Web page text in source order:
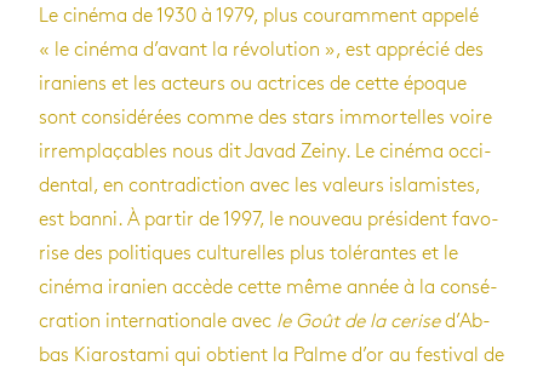
Le cinéma de 1930 à 1979, plus cou­ram­ment appelé
« le cinéma d’avant la révo­lu­tion », est appré­cié des
ira­niens et les acteurs ou actrices de cette époque
sont consi­dé­rées comme des stars immor­telles voire
irrem­pla­çables nous dit Javad Zeiny. Le cinéma occi­
den­tal, en contra­dic­tion avec les valeurs isla­mistes,
est banni. À par­tir de 1997, le nou­veau pré­sident favo­
rise des poli­tiques cultu­relles plus tolé­rantes et le
cinéma ira­nien accède cette même année à la consé­
cra­tion inter­na­tio­nale avec le Goût de la cerised’Ab­
bas Kia­ros­tami qui obtient la Palme d’or au fes­ti­val de